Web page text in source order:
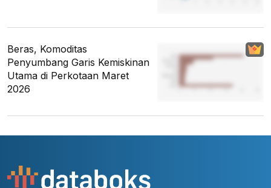
Beras, Komoditas
Penyumbang Garis Kemiskinan
Utama di Perkotaan Maret
2026